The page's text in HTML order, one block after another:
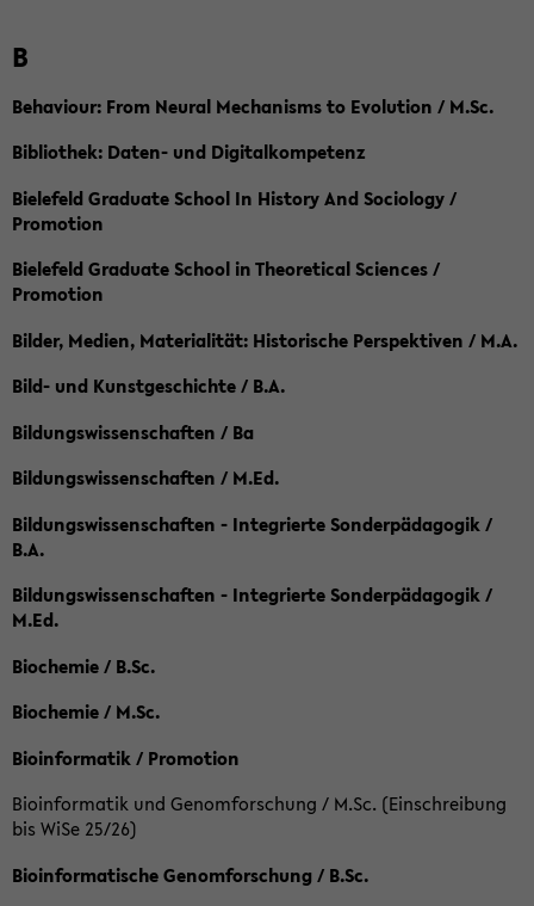
B
Behaviour: From Neural Mechanisms to Evolution / M.Sc.
Bibliothek: Daten- und Digitalkompetenz
Bielefeld Graduate School In History And Sociology /
Promotion
Bielefeld Graduate School in Theoretical Sciences /
Promotion
Bilder, Medien, Materialität: Historische Perspektiven / M.A.
Bild- und Kunstgeschichte / B.A.
Bildungswissenschaften / Ba
Bildungswissenschaften / M.Ed.
Bildungswissenschaften - Integrierte Sonderpädagogik /
B.A.
Bildungswissenschaften - Integrierte Sonderpädagogik /
M.Ed.
Biochemie / B.Sc.
Biochemie / M.Sc.
Bioinformatik / Promotion
Bioinformatik und Genomforschung / M.Sc. (Einschreibung
bis WiSe 25/26)
Bioinformatische Genomforschung / B.Sc.